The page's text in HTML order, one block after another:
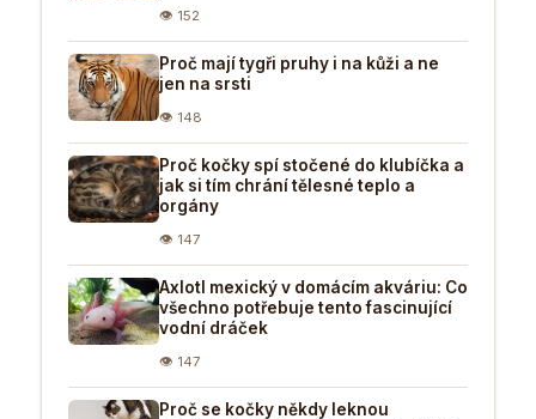
👁 152
Proč mají tygři pruhy i na kůži a ne
jen na srsti
👁 148
Proč kočky spí stočené do klubíčka a
jak si tím chrání tělesné teplo a
orgány
👁 147
Axlotl mexický v domácím akváriu: Co
všechno potřebuje tento fascinující
vodní dráček
👁 147
Proč se kočky někdy leknou